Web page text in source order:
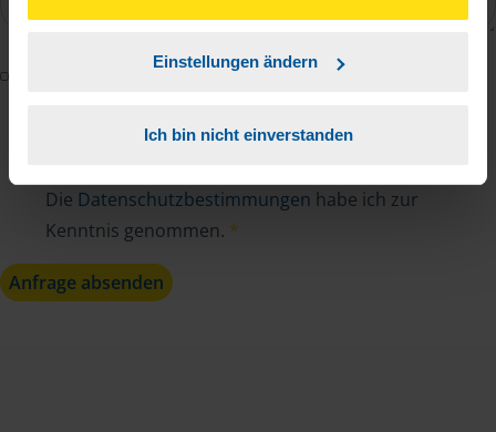
unserer
Einstellungen ändern
Ich bin nicht einverstanden
Mit dem Absenden des Kontaktformulars erkläre ich
Bearbeitung meines Anliegens sowie zur internen
Die Datenschutzbestimmungen habe ich zur
Kenntnis genommen. *
Anfrage absenden